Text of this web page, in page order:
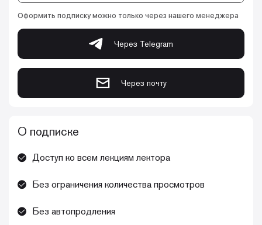
Оформить подписку можно только через нашего менеджера
Через Telegram
Через почту
О подписке
Доступ ко всем лекциям лектора
Без ограничения количества просмотров
Без автопродления